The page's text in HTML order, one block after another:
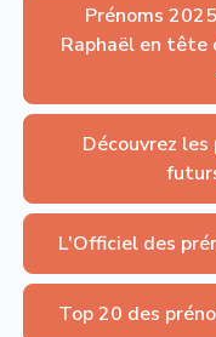
Prénoms
Raphaël en tête
Découvrez
L'Officiel des
Top 20 des